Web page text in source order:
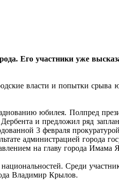
Его участники уже
власти и попытки
юбилея. Полпред
и предложил ряд
3 февраля
администрацией города
на главу города Имама
Среди
Владимир Крылов.